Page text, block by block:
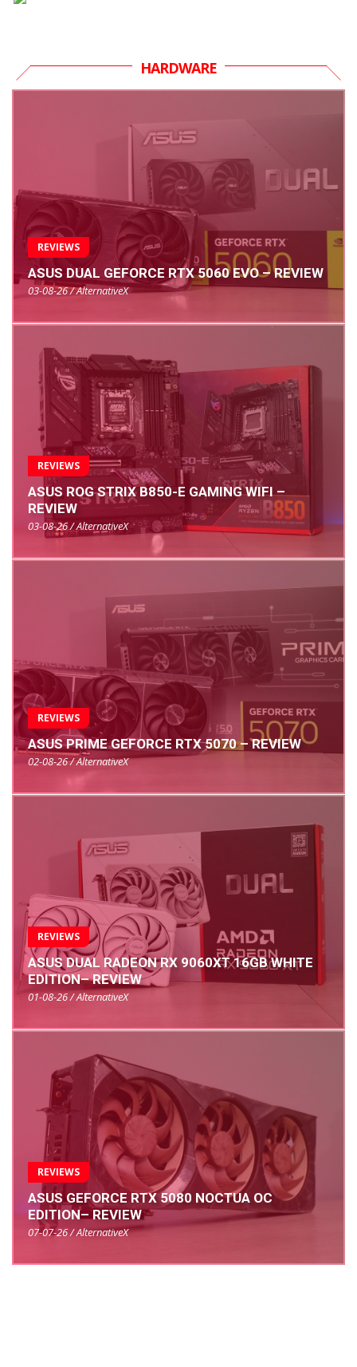
HARDWARE
REVIEWS
ASUS DUAL GEFORCE RTX 5060 EVO – REVIEW
03-08-26 / AlternativeX
REVIEWS
ASUS ROG STRIX B850-E GAMING WIFI –
REVIEW
03-08-26 / AlternativeX
REVIEWS
ASUS PRIME GEFORCE RTX 5070 – REVIEW
02-08-26 / AlternativeX
REVIEWS
ASUS DUAL RADEON RX 9060XT 16GB WHITE
EDITION– REVIEW
01-08-26 / AlternativeX
REVIEWS
ASUS GEFORCE RTX 5080 NOCTUA OC
EDITION– REVIEW
07-07-26 / AlternativeX